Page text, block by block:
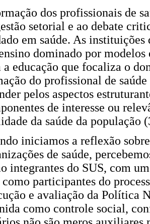
dos profissionais de
setorial e ao debate
em saúde. As
dominado por modelos
a educação que focaliza o
do profissional de
pelos aspectos
de interesse ou
da saúde da população
iniciamos a reflexão
de saúde,
integrantes do SUS, com
como participantes do
e avaliação da Política
como controle social,